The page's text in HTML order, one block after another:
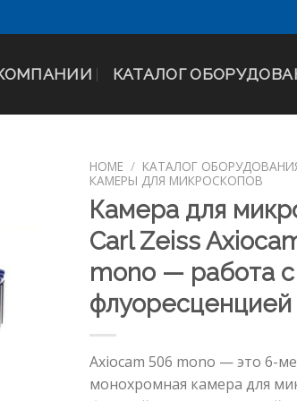
КАТАЛОГ
HOME / КАТАЛОГ
КАМЕРЫ ДЛЯ МИКРОСКОПОВ
Камера для
Carl Zeiss
mono — работа с
флуоресценцией
Axiocam 506 mono — это 6-
монохромная камера для